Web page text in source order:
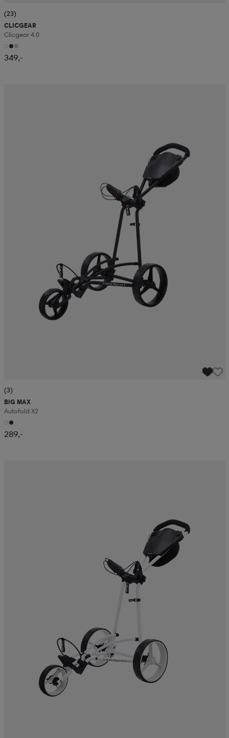
(23)
CLICGEAR
Clicgear 4.0
349,-
(3)
BIG MAX
Autofold X2
289,-